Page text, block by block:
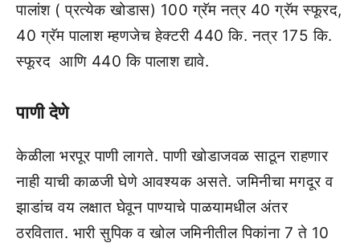
पालांश ( प्रत्‍येक खोडास) 100 ग्रॅम नत्र 40 ग्रॅम स्‍फूरद,
40 ग्रॅम पालाश म्‍हणजेच हेक्‍टरी 440 कि. नत्र 175 कि.
स्‍फूरद आणि 440 कि पालाश द्यावे.
पाणी देणे
केळीला भरपूर पाणी लागते. पाणी खोडाजवळ साठून राहणार
नाही याची काळजी घेणे आवश्‍यक असते. जमिनीचा मगदूर व
झाडांच वय लक्षात घेवून पाण्‍याचे पाळयामधील अंतर
ठरवितात. भारी सुपिक व खोल जमिनीतील पिकांना 7 ते 10